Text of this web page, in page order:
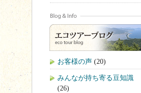
お客様の声 (20)
みんなが持ち寄る豆知識
(26)